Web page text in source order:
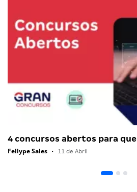
4 concursos abertos para
Fellype Sales • 11 de Abril